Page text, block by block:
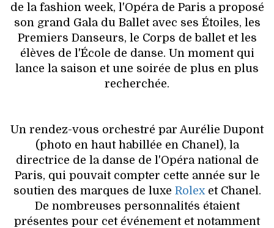
MODE DE RUE
JEUNES CRÉATEURS
HISTOIRE DES MARQUES
VOYAGES & LOISIRS
de la fashion week, l'Opéra de Paris a proposé
son grand Gala du Ballet avec ses Étoiles, les
Premiers Danseurs, le Corps de ballet et les
élèves de l'École de danse. Un moment qui
lance la saison et une soirée de plus en plus
recherchée.
Un rendez-vous orchestré par Aurélie Dupont
(photo en haut habillée en Chanel), la
directrice de la danse de l'Opéra national de
Paris, qui pouvait compter cette année sur le
soutien des marques de luxe Rolexet Chanel.
De nombreuses personnalités étaient
présentes pour cet événement et notamment